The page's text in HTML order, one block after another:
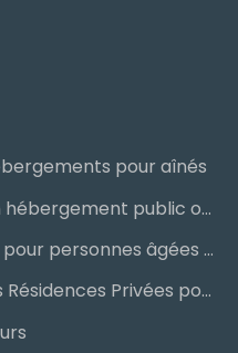
pour aînés
Les étapes pour trouver un hébergement public ou privé
Signer un bail en résidence pour personnes âgées (RPA) : ce qu’il faut savoir
Le palmarès des meilleures Résidences Privées pour Aînés (RPA)